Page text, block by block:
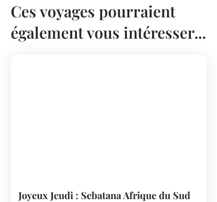
Ces voyages pourraient
également vous intéresser...
Joyeux Jeudi : Sebatana Afrique du Sud